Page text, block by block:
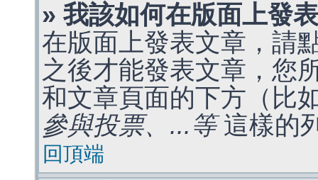
» 我該如何在版面上發
在版面上發表文章，請
之後才能發表文章，您
和文章頁面的下方（比
參與投票、...等這樣的
回頂端